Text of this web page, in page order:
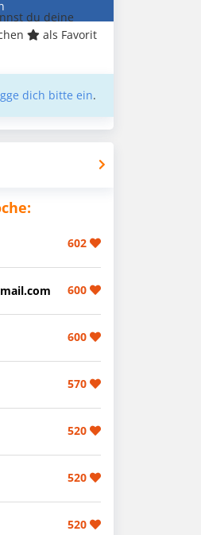
du deine
als Favorit
dich bitte ein.
602
600
600
570
520
520
520